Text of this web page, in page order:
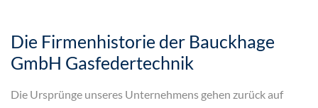
Die Firmenhistorie der Bauckhage
GmbH Gasfedertechnik
Die Ursprünge unseres Unternehmens gehen zurück auf